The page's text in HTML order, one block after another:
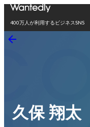
400万人が利用するビジネスSNS
久保 翔太